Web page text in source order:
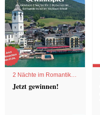
2 Nächte im Romantik
Hotel
Jetzt gewinnen!